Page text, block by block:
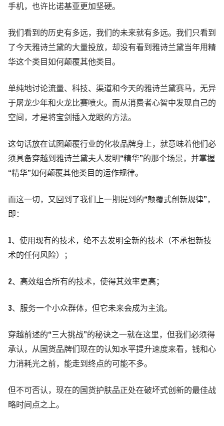
手机，也许比诺基亚更加坚硬。
我们看到的历史有多远，我们的未来就有多远。我们只看到
了今天雅诗兰黛的大量投放，却没有看到雅诗兰黛当年用精
华这个类目如何颠覆其他类目。
单纯地讨论流量、科技、渠道和今天的雅诗兰黛赛马，无异
于屠龙少年和火龙比赛喷火。而从消费者心智中发现自己的
空间，才是将宝剑插入龙眼的方法。
这句话放在试图颠覆行业的化妆品牌身上，就意味着他们必
须具备穿越到雅诗兰黛夫人发明“精华”的那个场景，并掌握
“精华”如何颠覆其他类目的运作规律。
而这一切，又回到了我们上一期提到的“颠覆式创新规律”，
即：
1、使用现有的技术，绝不去发明全新的技术（不承担新技
术的任何风险）；
2、高效组合所有的技术，使得其效率更高；
3、服务一个小众群体，但它未来会成为主流。
穿越前述的“三大挑战”的秘诀之一就在这里，但我们必须得
承认，从国货品牌们现在的认知水平提升速度来看，钱和心
力消耗光之前，能走到终点的可能不多。
但不可否认，现在的国货护肤品正处在破坏式创新的最佳战
略时间点之上。